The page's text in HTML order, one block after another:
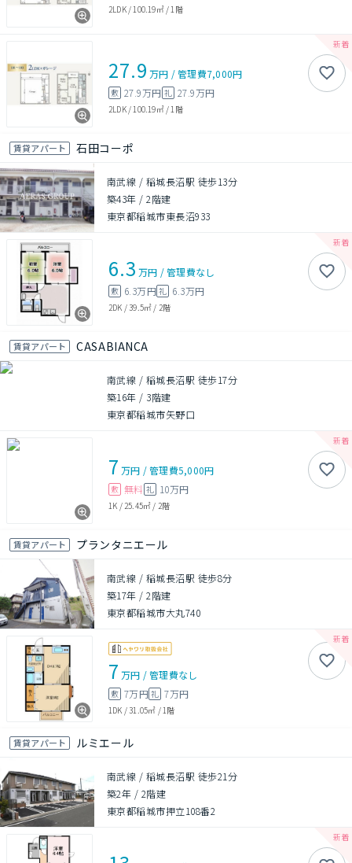
2LDK/ 100.19㎡/ 1階
27.9 万円 /管理費7,000円
敷 27.9万円 礼 27.9万円
2LDK/ 100.19㎡/ 1階
賃貸アパート 石田コーポ
南武線 / 稲城長沼駅 徒歩13分
築43年 /2階建
東京都稲城市東長沼933
6.3 万円 /管理費なし
敷 6.3万円礼 6.3万円
2DK /39.5㎡ / 2階
賃貸アパート CASABIANCA
南武線 / 稲城長沼駅 徒歩17分
築16年 / 3階建
東京都稲城市矢野口
7 万円 /管理費5,000円
敷 無料 礼 10万円
1K / 25.45㎡ / 2階
賃貸アパート プランタニエール
南武線 / 稲城長沼駅 徒歩8分
築17年 /2階建
東京都稲城市大丸740
7 万円 /管理費なし
敷 7万円礼 7万円
1DK /31.05㎡ /1階
賃貸アパート ルミエール
南武線 / 稲城長沼駅 徒歩21分
築2年 / 2階建
東京都稲城市押立108番2